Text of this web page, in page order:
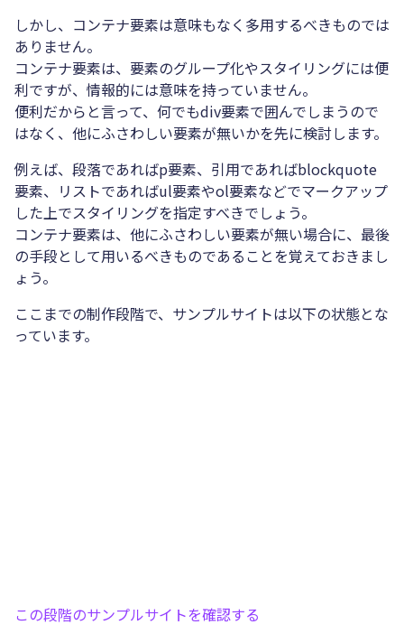
しかし、コンテナ要素は意味もなく多用するべきものでは
ありません。
コンテナ要素は、要素のグループ化やスタイリングには便
利ですが、情報的には意味を持っていません。
便利だからと言って、何でもdiv要素で囲んでしまうので
はなく、他にふさわしい要素が無いかを先に検討します。
例えば、段落であればp要素、引用であればblockquote
要素、リストであればul要素やol要素などでマークアップ
した上でスタイリングを指定すべきでしょう。
コンテナ要素は、他にふさわしい要素が無い場合に、最後
の手段として用いるべきものであることを覚えておきまし
ょう。
ここまでの制作段階で、サンプルサイトは以下の状態とな
っています。
この段階のサンプルサイトを確認する